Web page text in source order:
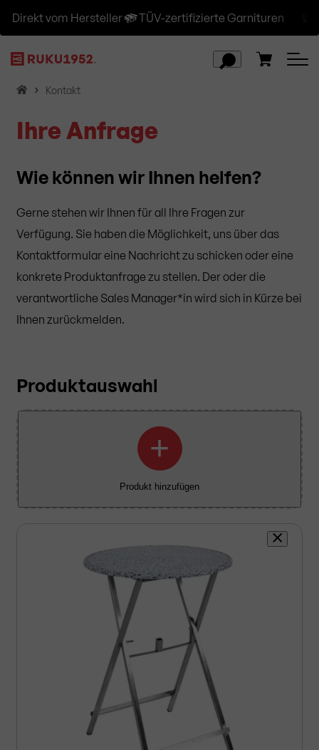
Direkt vom Hersteller TÜV-zertifizierte Garnituren
m
e
Kontakt
Ihre Anfrage
Wie können wir Ihnen helfen?
Gerne stehen wir Ihnen für all Ihre Fragen zur
Verfügung. Sie haben die Möglichkeit, uns über das
Kontaktformular eine Nachricht zu schicken oder eine
konkrete Produktanfrage zu stellen. Der oder die
verantwortliche Sales Manager*in wird sich in Kürze bei
Ihnen zurückmelden.
Produktauswahl
+
Produkt hinzufügen